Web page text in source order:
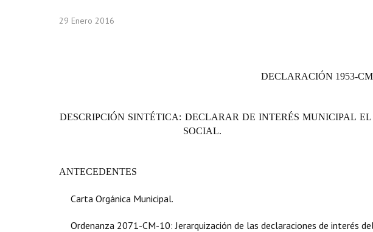
29 Enero 2016
DECLARACIÓN 1953-
DESCRIPCIÓN SINTÉTICA: DECLARAR DE INTERÉS MUNICIPAL
SOCIAL.
ANTECEDENTES
Carta Orgánica Municipal.
Ordenanza 2071-CM-10: Jerarquización de las declaraciones de interés